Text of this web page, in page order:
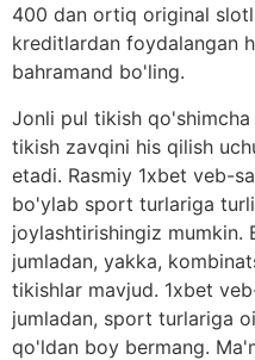
400 dan ortiq original
kreditlardan foydalangan
bahramand bo'ling.
Jonli pul tikish
tikish zavqini his qilish
etadi. Rasmiy 1xbet veb-
bo'ylab sport turlariga
joylashtirishingiz mumkin.
jumladan, yakka,
tikishlar mavjud. 1xbet
jumladan, sport turlariga
qo'ldan boy bermang.